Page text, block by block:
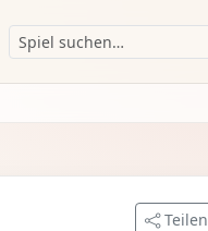
Teilen